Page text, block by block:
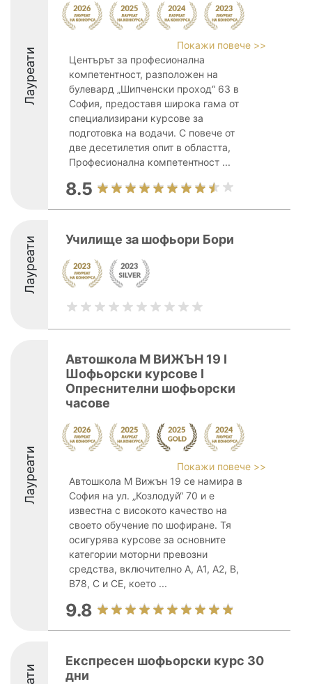
Лауреати
Покажи повече >>
Центърът за професионална
компетентност, разположен на
булевард „Шипченски проход“ 63 в
София, предоставя широка гама от
специализирани курсове за
подготовка на водачи. С повече от
две десетилетия опит в областта,
Професионална компетентност ...
8.5
Лауреати Училище за шофьори Бори
Лауреати
Автошкола М ВИЖЪН 19 І
Шофьорски курсове І
Опреснителни шофьорски
часове
Покажи повече >>
Автошкола М Вижън 19 се намира в
София на ул. „Козлодуй“ 70 и е
известна с високото качество на
своето обучение по шофиране. Тя
осигурява курсове за основните
категории моторни превозни
средства, включително A, A1, A2, B,
B78, C и CE, което ...
9.8
Експресен шофьорски курс 30
дни